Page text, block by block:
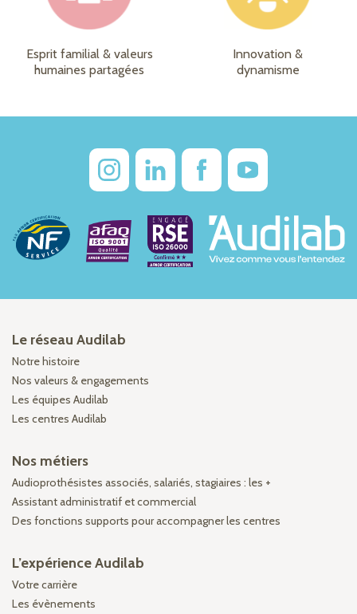
Esprit familial & valeurs
humaines partagées
Innovation &
dynamisme
Le réseau Audilab
Notre histoire
Nos valeurs & engagements
Les équipes Audilab
Les centres Audilab
Nos métiers
Audioprothésistes associés, salariés, stagiaires : les +
Assistant administratif et commercial
Des fonctions supports pour accompagner les centres
L’expérience Audilab
Votre carrière
Les évènements